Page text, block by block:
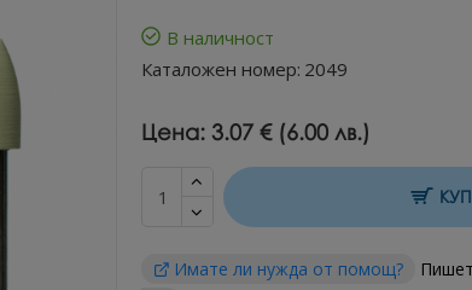
В наличност
Каталожен номер: 2049
Цена: 3.07 € (6.00 лв.)
Имате ли нужда от помощ?